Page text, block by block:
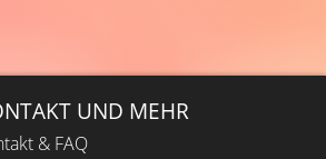
UND MEHR
& FAQ